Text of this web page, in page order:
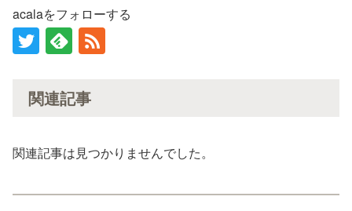
acalaをフォローする
関連記事
関連記事は見つかりませんでした。